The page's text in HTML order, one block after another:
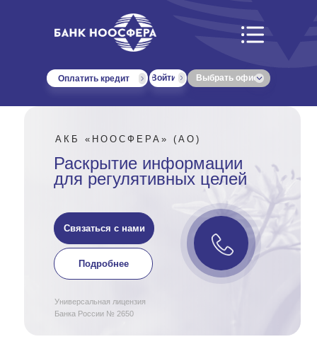
Войти Выбрать офис
Оплатить кредит
АКБ «НООСФЕРА» (АО)
Универсальная лицензия
Банка России № 2650
Связаться с нами
Подробнее
Раскрытие информации
для регулятивных целей